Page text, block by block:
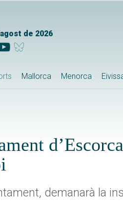
de 2026
Mallorca Menorca
demanarà la